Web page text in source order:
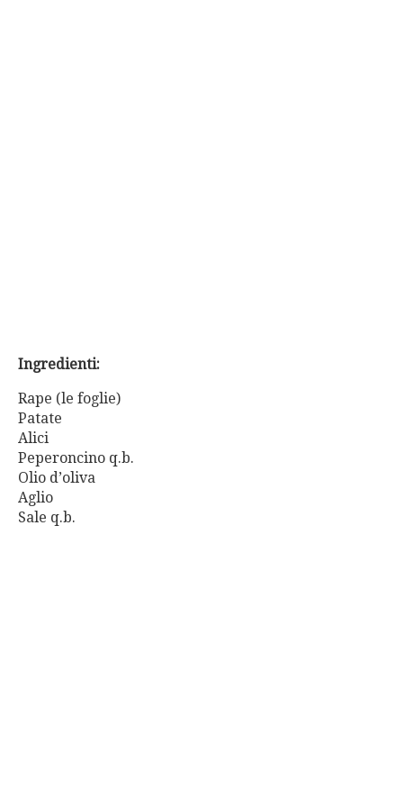
Ingredienti:
Rape (le foglie)
Patate
Alici
Peperoncino q.b.
Olio d’oliva
Aglio
Sale q.b.